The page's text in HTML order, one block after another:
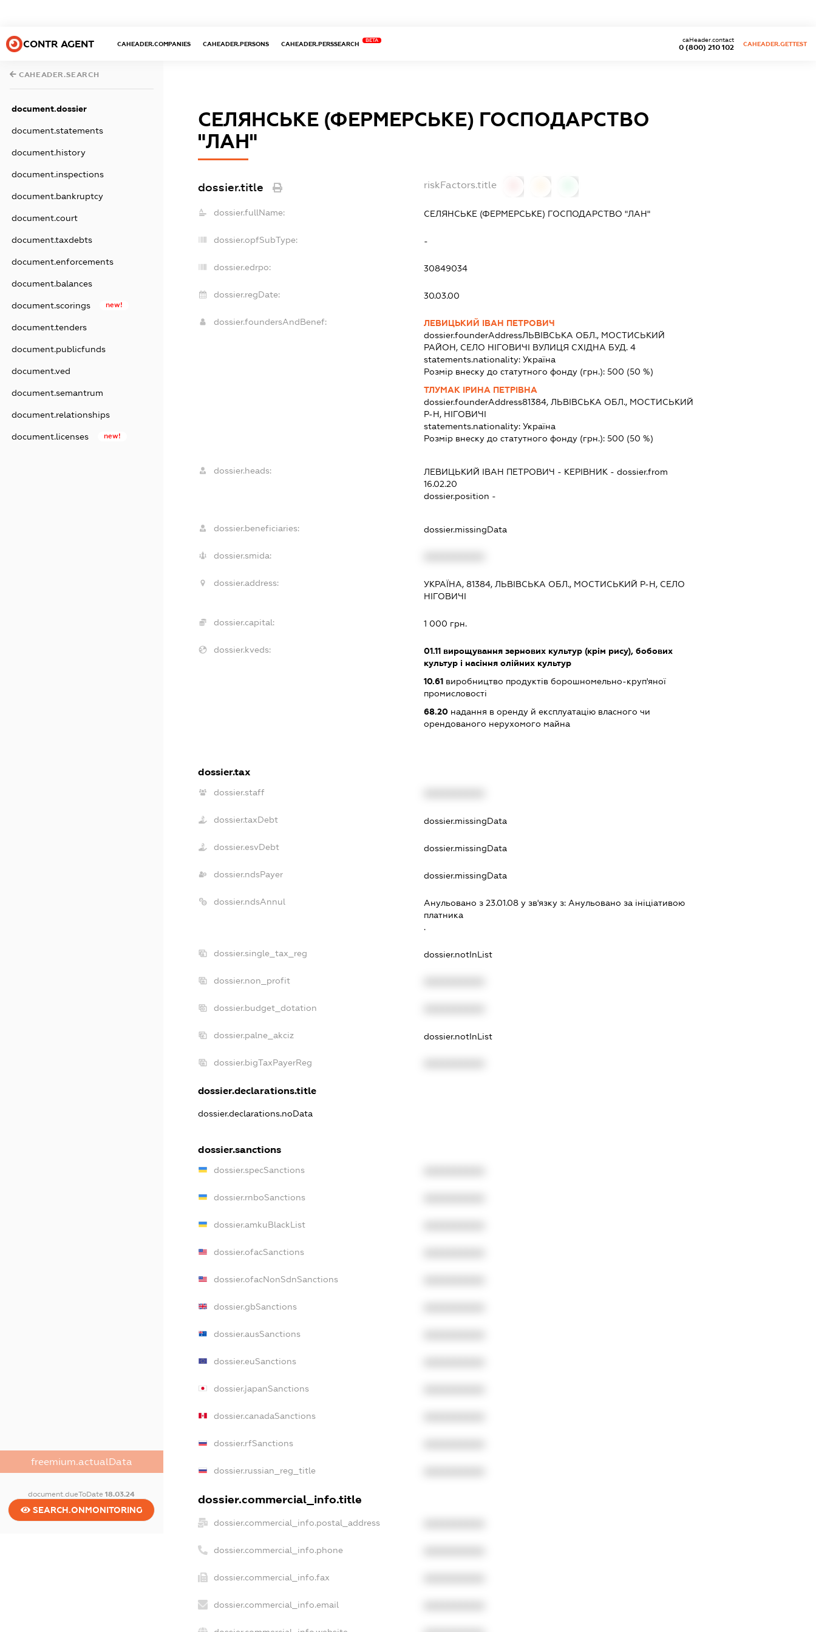
CONTR AGENT CAHEADER.COMPANIES CAHEADER.PERSONS CAHEADER.PERSSEARCH
BETA
0 (800) 210 102
caHeader.contact
CAHEADER.GETTEST
CAHEADER.SEARCH
document.dossier
document.statements
document.history
document.inspections
document.bankruptcy
document.court
document.taxdebts
document.enforcements
document.balances
document.scorings new!
document.tenders
document.publicfunds
document.ved
document.semantrum
document.relationships
document.licenses new!
freemium.actualData
document.dueToDate18.03.24
SEARCH.ONMONITORING
СЕЛЯНСЬКЕ (ФЕРМЕРСЬКЕ) ГОСПОДАРСТВО
"ЛАН"
dossier.title riskFactors.title
dossier.fullName: СЕЛЯНСЬКЕ (ФЕРМЕРСЬКЕ) ГОСПОДАРСТВО "ЛАН"
dossier.opfSubType: -
dossier.edrpo: 30849034
dossier.regDate: 30.03.00
dossier.foundersAndBenef:
ЛЕВИЦЬКИЙ ІВАН ПЕТРОВИЧ
dossier.founderAddressЛЬВІВСЬКА ОБЛ., МОСТИСЬКИЙ
РАЙОН, СЕЛО НІГОВИЧІ ВУЛИЦЯ СХІДНА БУД. 4
statements.nationality: Україна
Розмір внеску до статутного фонду (грн.): 500 (50 %)
ТЛУМАК ІРИНА ПЕТРІВНА
dossier.founderAddress81384, ЛЬВІВСЬКА ОБЛ., МОСТИСЬКИЙ
Р-Н, НІГОВИЧІ
statements.nationality: Україна
Розмір внеску до статутного фонду (грн.): 500 (50 %)
dossier.heads: ЛЕВИЦЬКИЙ ІВАН ПЕТРОВИЧ - КЕРІВНИК - dossier.from
16.02.20
dossier.position -
dossier.beneficiaries: dossier.missingData
dossier.smida:
dossier.address:
УКРАЇНА, 81384, ЛЬВІВСЬКА ОБЛ., МОСТИСЬКИЙ Р-Н, СЕЛО
НІГОВИЧІ
dossier.capital: 1 000 грн.
dossier.kveds: 01.11вирощування зернових культур (крім рису), бобових
культур і насіння олійних культур
10.61виробництво продуктів борошномельно-круп'яної
промисловості
68.20надання в оренду й експлуатацію власного чи
орендованого нерухомого майна
dossier.tax
dossier.staff
dossier.taxDebt dossier.missingData
dossier.esvDebt dossier.missingData
dossier.ndsPayer dossier.missingData
dossier.ndsAnnul Анульовано з 23.01.08 у зв'язку з: Анульовано за iнiцiативою
платника
.
dossier.single_tax_reg dossier.notInList
dossier.non_profit
dossier.budget_dotation
dossier.palne_akciz dossier.notInList
dossier.bigTaxPayerReg
dossier.declarations.title
dossier.declarations.noData
dossier.sanctions
dossier.specSanctions
dossier.rnboSanctions
dossier.amkuBlackList
dossier.ofacSanctions
dossier.ofacNonSdnSanctions
dossier.gbSanctions
dossier.ausSanctions
dossier.euSanctions
dossier.japanSanctions
dossier.canadaSanctions
dossier.rfSanctions
dossier.russian_reg_title
dossier.commercial_info.title
dossier.commercial_info.postal_address
dossier.commercial_info.phone
dossier.commercial_info.fax
dossier.commercial_info.email